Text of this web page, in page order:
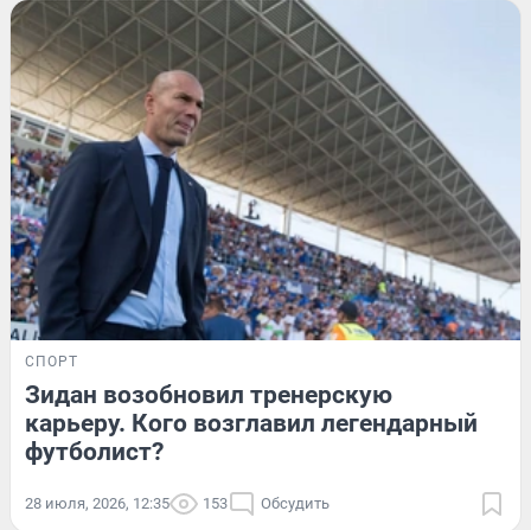
СПОРТ
Зидан возобновил тренерскую
карьеру. Кого возглавил легендарный
футболист?
28 июля, 2026, 12:35 153 Обсудить